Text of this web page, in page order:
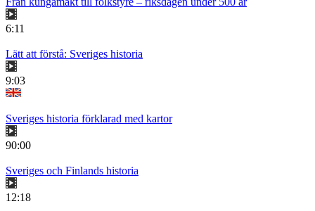
6:11
Lätt att förstå: Sveriges historia
9:03
Sveriges historia förklarad med kartor
90:00
Sveriges och Finlands historia
12:18